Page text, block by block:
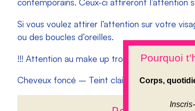
Si vous voulez attirer l’attention sur votre
ou des boucles d’oreilles.
!!! Attention au make up trop clair, au fond
Cheveux foncé – Teint clair / Moyen – Yeux